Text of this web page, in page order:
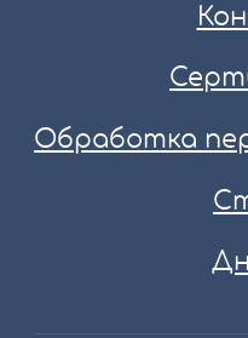
Обработка